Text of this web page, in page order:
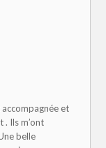
et
Ils m’ont
belle